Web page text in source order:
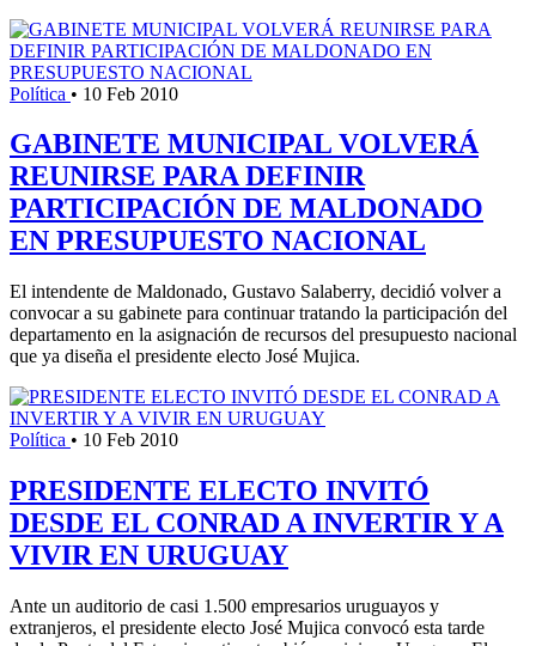
Política • 10 Feb 2010
GABINETE MUNICIPAL VOLVERÁ
REUNIRSE PARA DEFINIR
PARTICIPACIÓN DE MALDONADO
EN PRESUPUESTO NACIONAL
El intendente de Maldonado, Gustavo Salaberry, decidió volver a
convocar a su gabinete para continuar tratando la participación del
departamento en la asignación de recursos del presupuesto nacional
que ya diseña el presidente electo José Mujica.
Política • 10 Feb 2010
PRESIDENTE ELECTO INVITÓ
DESDE EL CONRAD A INVERTIR Y A
VIVIR EN URUGUAY
Ante un auditorio de casi 1.500 empresarios uruguayos y
extranjeros, el presidente electo José Mujica convocó esta tarde